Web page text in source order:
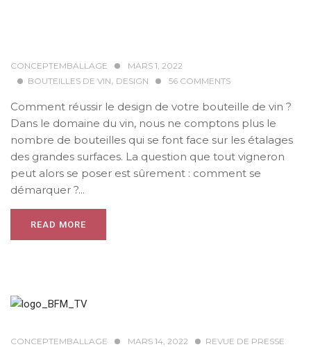
CONCEPTEMBALLAGE
MARS 1, 2022
BOUTEILLES DE VIN, DESIGN 56 COMMENTS
Comment réussir le design de votre bouteille de vin ?
Dans le domaine du vin, nous ne comptons plus le
nombre de bouteilles qui se font face sur les étalages
des grandes surfaces. La question que tout vigneron
peut alors se poser est sûrement : comment se
démarquer ?...
READ MORE
CONCEPTEMBALLAGE MARS 14, 2022
REVUE DE PRESSE